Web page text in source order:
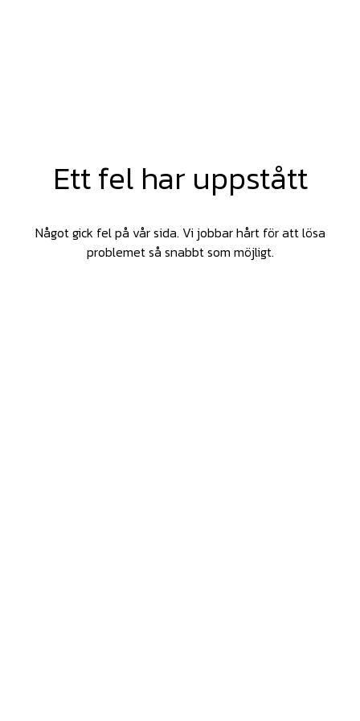
Ett fel har uppstått
Något gick fel på vår sida. Vi jobbar hårt för att lösa
problemet så snabbt som möjligt.